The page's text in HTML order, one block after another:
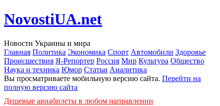
NovostiUA.net
Новости Украины и мира
Главная Политика Экономика Спорт Автомобили Здоровье
Происшествия Я-Репортер Россия Мир Культура Общество
Наука и техника Юмор Статьи Аналитика
Вы просматриваете мобильную версию сайта. Перейти на
полную версию сайта
Дешевые авиабилеты в любом направлении